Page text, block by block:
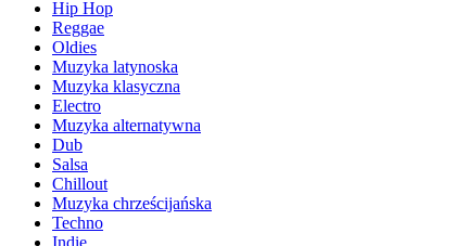
Hip Hop
Reggae
Oldies
Muzyka latynoska
Muzyka klasyczna
Electro
Muzyka alternatywna
Dub
Salsa
Chillout
Muzyka chrześcijańska
Techno